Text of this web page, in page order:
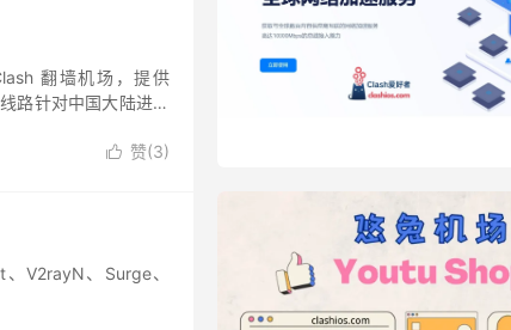
翻墙机场，提供
路针对中国大陆进行
 赞(3)
V2rayN、Surge、